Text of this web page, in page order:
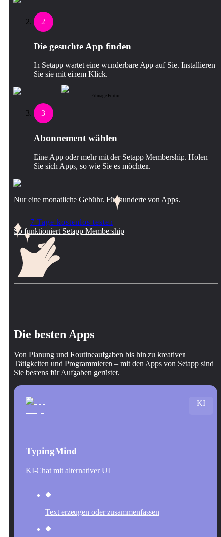
2
Die gesuchte App finden
In Setapp wartet eine wunderbare App auf Sie. Installieren
Sie sie mit einem Klick.
Filmage Editor
3
Abonnement wählen
Eine App oder mehr mit der Setapp Membership. Holen
Sie sich Apps, so wie Sie es möchten.
Nur eine monatliche Gebühr. Für hunderte von Apps.
7 Tage kostenlos testen
So funktioniert Setapp Membership
Die besten Apps
Von Planung und Routineaufgaben bis hin zu kreativen
Tätigkeiten und Programmieren – mit den Apps von Setapp sind
Sie bestens für Aufgaben gerüstet.
TypingMind
KI-Chat mit alternativer UI
Text erzeugen oder zusammenfassen
KI